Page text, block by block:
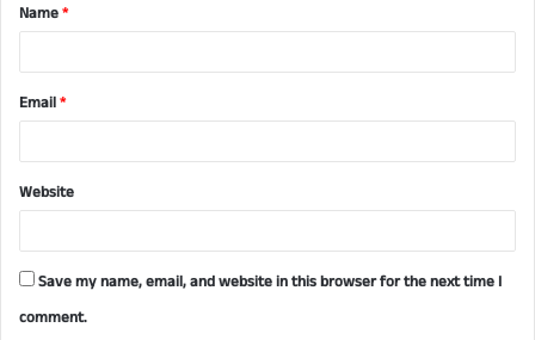
*Name*
Email*
Website
Save my name, email, and website in this browser for the next time I
comment.